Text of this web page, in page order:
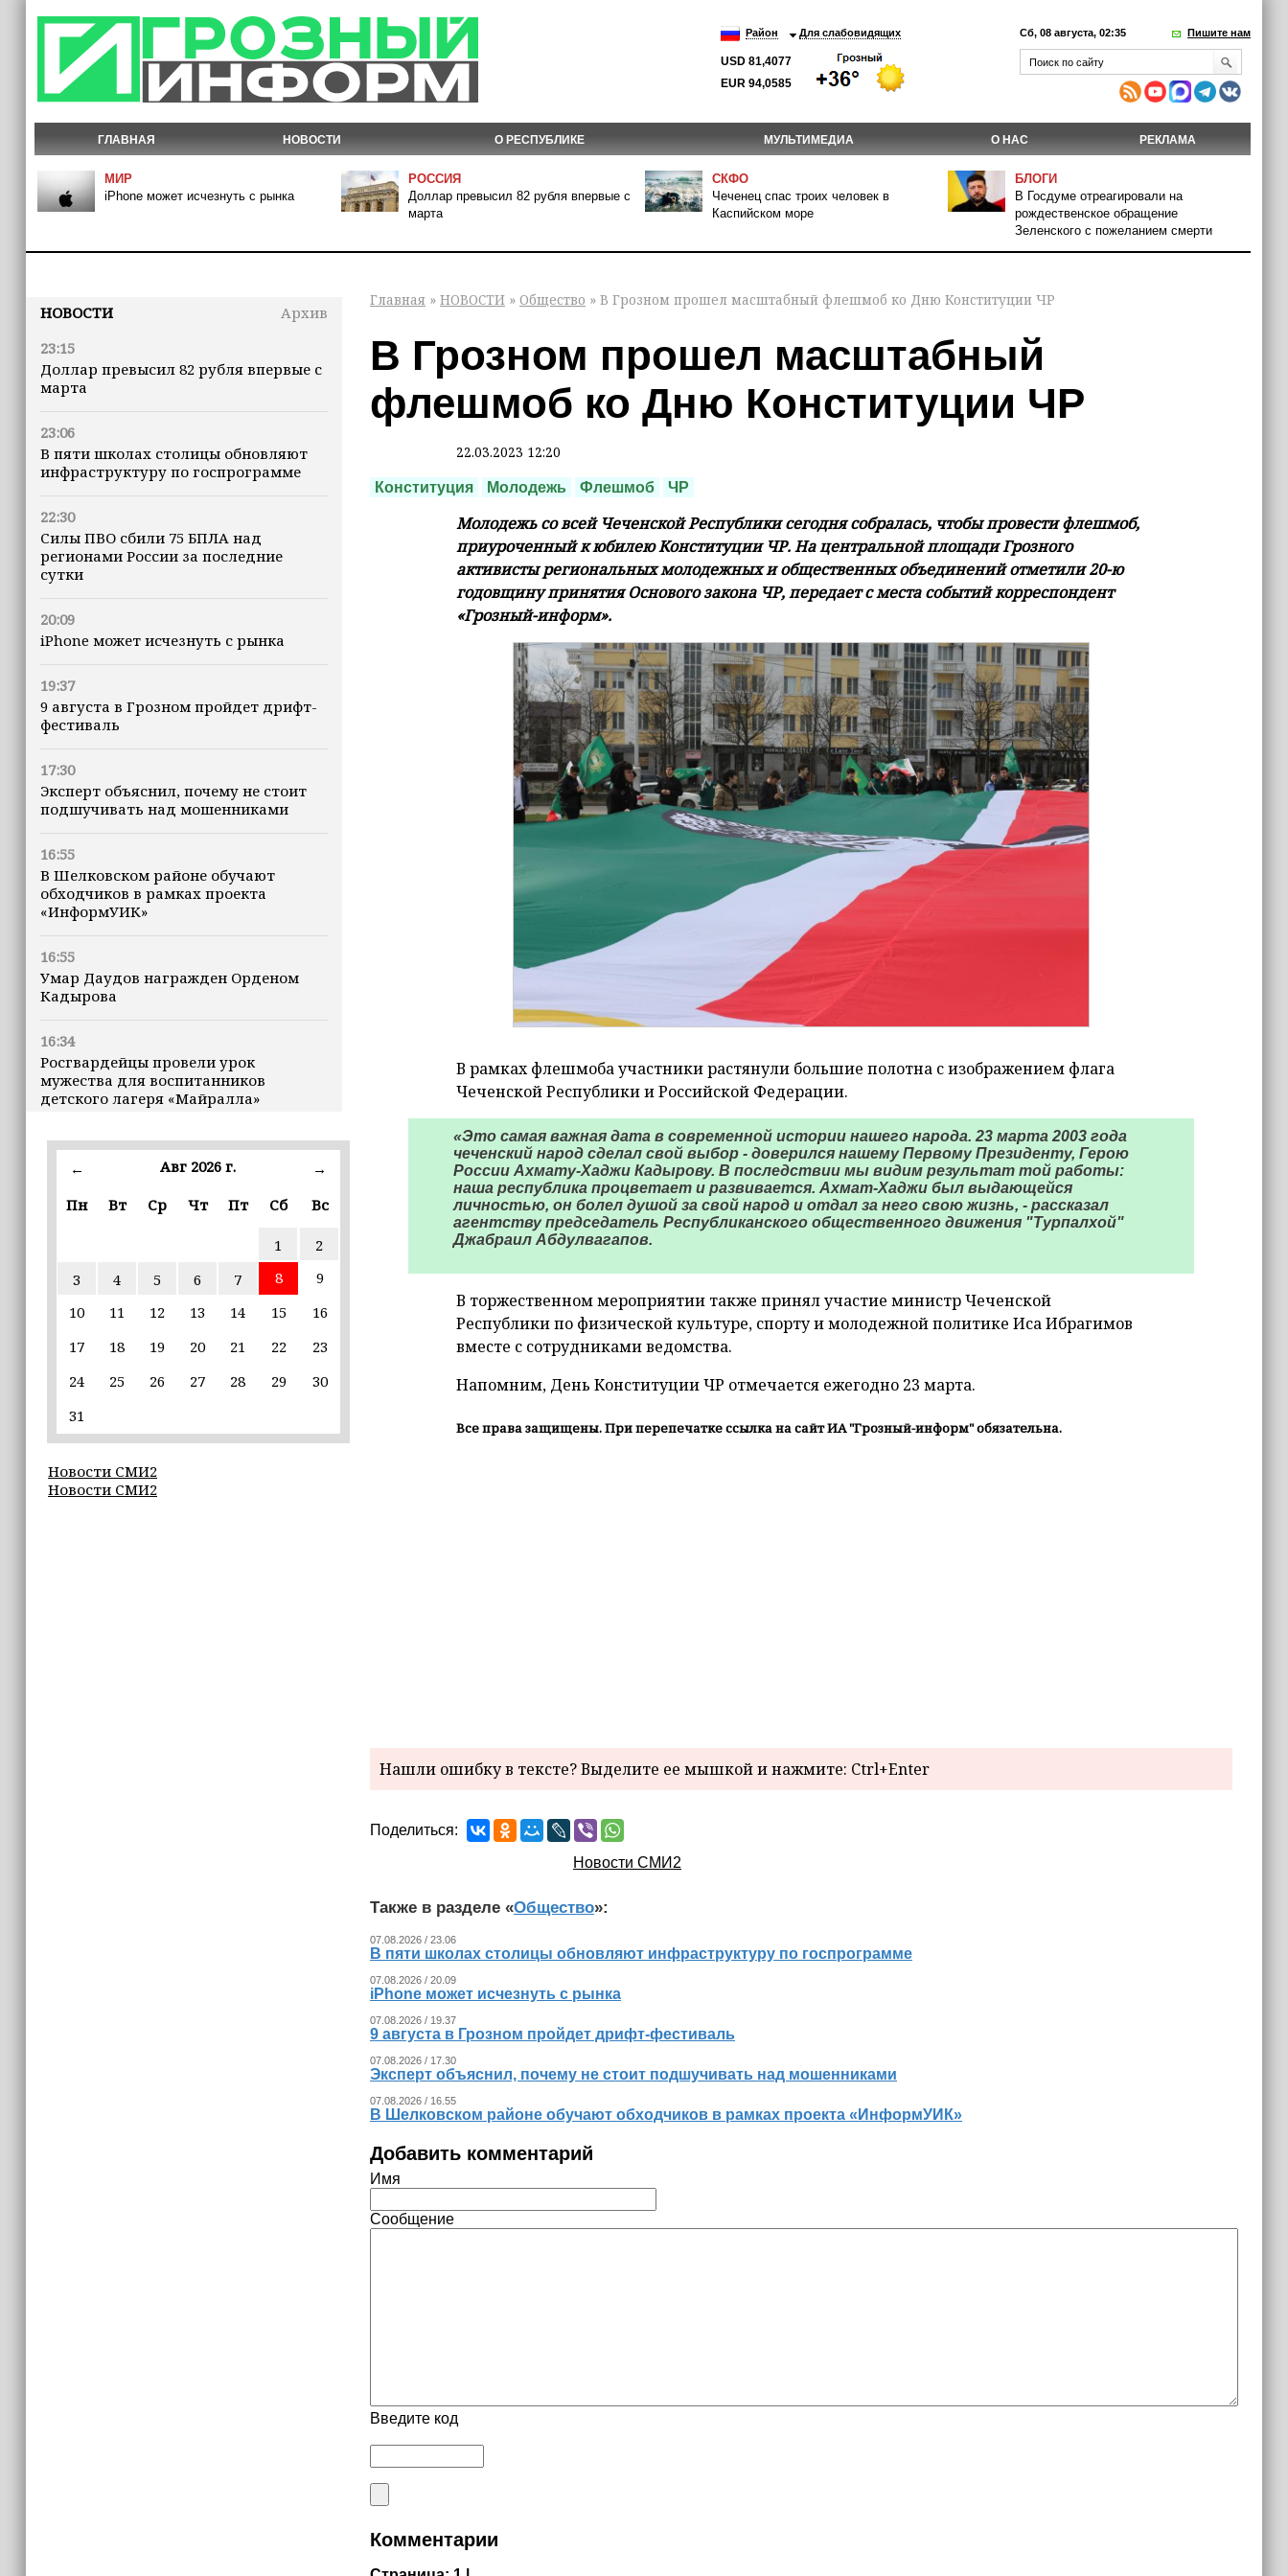
Район Для слабовидящих
USD 81,4077
EUR 94,0585
Сб, 08 августа, 02:35 Пишите нам
ГЛАВНАЯ НОВОСТИ О РЕСПУБЛИКЕ МУЛЬТИМЕДИА О НАС РЕКЛАМА
МИР
iPhone может исчезнуть с рынка
РОССИЯ
Доллар превысил 82 рубля впервые с
марта
СКФО
Чеченец спас троих человек в
Каспийском море
БЛОГИ
В Госдуме отреагировали на
рождественское обращение
Зеленского с пожеланием смерти
НОВОСТИ
Архив
23:15
Доллар превысил 82 рубля впервые с
марта
23:06
В пяти школах столицы обновляют
инфраструктуру по госпрограмме
22:30
Силы ПВО сбили 75 БПЛА над
регионами России за последние
сутки
20:09
iPhone может исчезнуть с рынка
19:37
9 августа в Грозном пройдет дрифт-
фестиваль
17:30
Эксперт объяснил, почему не стоит
подшучивать над мошенниками
16:55
В Шелковском районе обучают
обходчиков в рамках проекта
«ИнформУИК»
16:55
Умар Даудов награжден Орденом
Кадырова
16:34
Росгвардейцы провели урок
мужества для воспитанников
детского лагеря «Майралла»
16:30
Дмитрий Чернышенко: Внутренний
въездной — на 20,1%
Из бюджета Чечни дополнительно
выделено 505 млн рублей
пострадавшим от паводков
15:35
— стать большой
Избирательные участки Шатоя
готовы к приёму голосов
← Авг 2026 г.
→
Пн
Вт Ср Чт Пт Сб Вс
1
2
3
4 5 6 7 8
9
10
11 12 13 14 15
16
17
18 19 20 21 22
23
24
25 26 27 28 29
30
31
Новости СМИ2
Новости СМИ2
Главная » НОВОСТИ » Общество » В Грозном прошел масштабный флешмоб ко Дню Конституции ЧР
В Грозном прошел масштабный
флешмоб ко Дню Конституции ЧР
22.03.2023 12:20
Конституция Молодежь Флешмоб ЧР
Молодежь со всей Чеченской Республики сегодня собралась, чтобы провести флешмоб,
приуроченный к юбилею Конституции ЧР. На центральной площади Грозного
активисты региональных молодежных и общественных объединений отметили 20-ю
годовщину принятия Основого закона ЧР, передает с места событий корреспондент
«Грозный-информ».
В рамках флешмоба участники растянули большие полотна с изображением флага
Чеченской Республики и Российской Федерации.
«Это самая важная дата в современной истории нашего народа. 23 марта 2003 года
чеченский народ сделал свой выбор - доверился нашему Первому Президенту, Герою
России Ахмату-Хаджи Кадырову. В последствии мы видим результат той работы:
наша республика процветает и развивается. Ахмат-Хаджи был выдающейся
личностью, он болел душой за свой народ и отдал за него свою жизнь, - рассказал
агентству председатель Республиканского общественного движения "Турпалхой"
Джабраил Абдулвагапов.
В торжественном мероприятии также принял участие министр Чеченской
Республики по физической культуре, спорту и молодежной политике Иса Ибрагимов
вместе с сотрудниками ведомства.
Напомним, День Конституции ЧР отмечается ежегодно 23 марта.
Все права защищены. При перепечатке ссылка на сайт ИА "Грозный-информ" обязательна.
Нашли ошибку в тексте? Выделите ее мышкой и нажмите: Ctrl+Enter
Поделиться:
Новости СМИ2
Также в разделе «Общество»:
07.08.2026 / 23.06
В пяти школах столицы обновляют инфраструктуру по госпрограмме
07.08.2026 / 20.09
iPhone может исчезнуть с рынка
07.08.2026 / 19.37
9 августа в Грозном пройдет дрифт-фестиваль
07.08.2026 / 17.30
Эксперт объяснил, почему не стоит подшучивать над мошенниками
07.08.2026 / 16.55
В Шелковском районе обучают обходчиков в рамках проекта «ИнформУИК»
Добавить комментарий
Имя
Сообщение
Введите код
Комментарии